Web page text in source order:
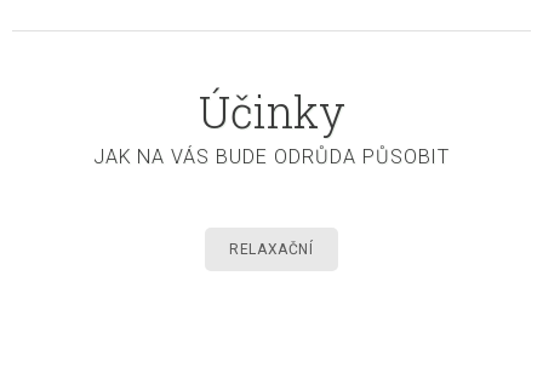
Účinky
JAK NA VÁS BUDE ODRŮDA PŮSOBIT
RELAXAČNÍ